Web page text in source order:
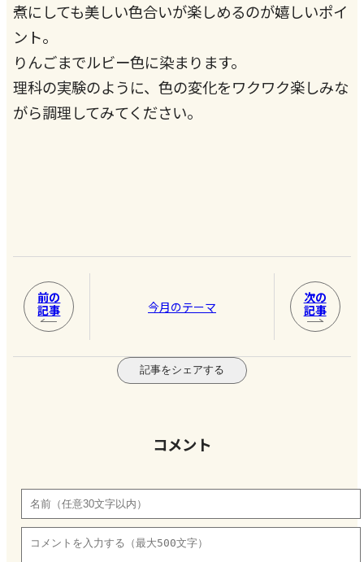
煮にしても美しい色合いが楽しめるのが嬉しいポイ
ント。
りんごまでルビー色に染まります。
理科の実験のように、色の変化をワクワク楽しみな
がら調理してみてください。
前の
記事
今月のテーマ
次の
記事
記事をシェアする
コメント